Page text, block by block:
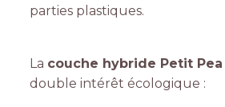
parties plastiques.
La couche hybride Petit Pea
double intérêt écologique :